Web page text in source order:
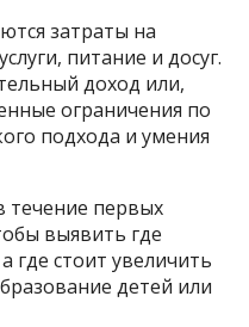
затраты на
питание и досуг.
доход или,
ограничения по
подхода и умения
течение первых
выявить где
где стоит увеличить
детей или